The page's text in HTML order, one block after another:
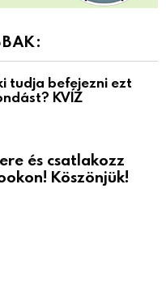
tudja befejezni ezt
KVÍZ
és csatlakozz
Köszönjük!